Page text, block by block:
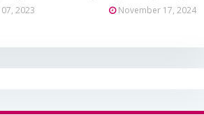
November 17, 2024
07, 2023